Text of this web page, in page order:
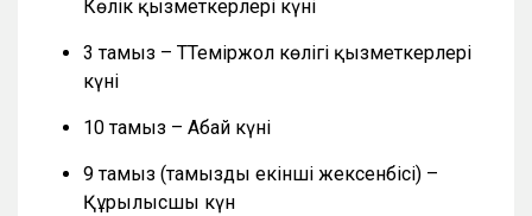
Көлік қызметкерлері күні
3 тамыз – ТТеміржол көлігі қызметкерлері
күні
10 тамыз – Абай күні
9 тамыз (тамыздың екінші жексенбісі) –
Құрылысшы күн